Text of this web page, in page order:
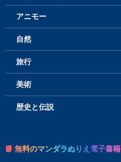
アニモー
自然
旅行
美術
歴史と伝説
📘 無料のマンダラぬりえ電子書籍